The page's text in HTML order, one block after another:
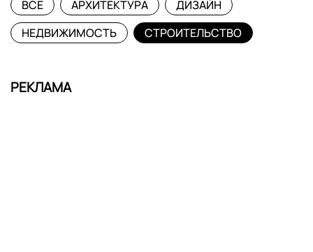
ВСЕ АРХИТЕКТУРА
ДИЗАЙН
НЕДВИЖИМОСТЬ
СТРОИТЕЛЬСТВО
РЕКЛАМА